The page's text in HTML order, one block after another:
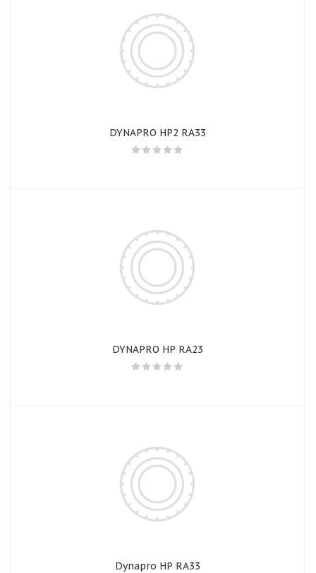
DYNAPRO HP2 RA33
DYNAPRO HP RA23
Dynapro HP RA33